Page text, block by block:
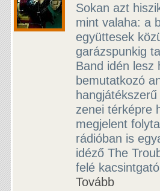
Sokan azt
mint valaha: a
együttesek
garázspunkig
Band idén lesz
bemutatkozó
zenei térképre
megjelent
rádióban is
idéző The
felé
Tovább